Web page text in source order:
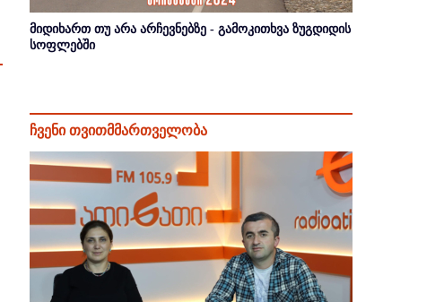
მიდიხართ თუ არა არჩევნებზე - გამოკითხვა ზუგდიდის
სოფლებში
ჩვენი თვითმმართველობა